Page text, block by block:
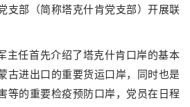
支部（简称塔克什肯党支部）开展联
主任首先介绍了塔克什肯口岸的基本
古进出口的重要货运口岸，同时也是
等的重要检疫预防口岸，党员在日程